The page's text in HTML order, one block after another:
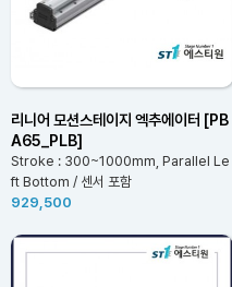
리니어 모션스테이지 엑추에이터 [PB
A65_PLB]
Stroke : 300~1000mm, Parallel Le
ft Bottom / 센서 포함
929,500